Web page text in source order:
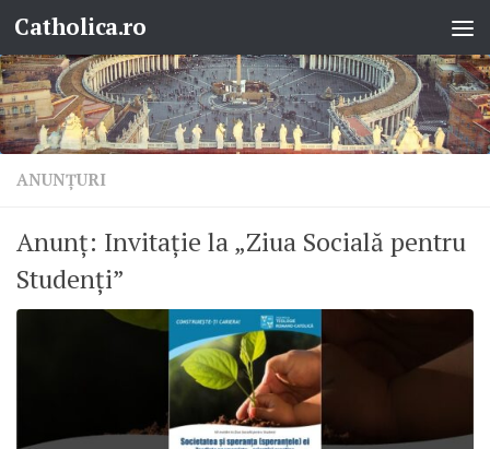
Skip to content
Catholica.ro
ANUNŢURI
Anunț: Invitație la „Ziua Socială pentru
Studenți”